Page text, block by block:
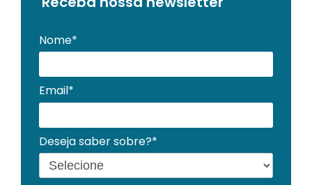
Nome*
Email*
Deseja saber sobre?*